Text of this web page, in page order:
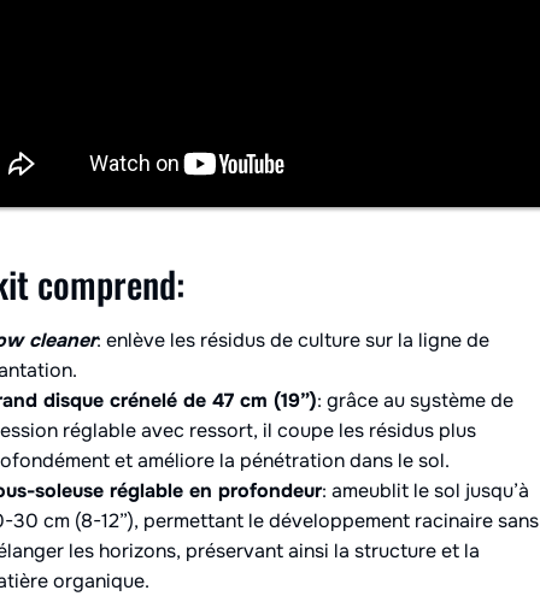
comprend:
cleaner: enlève les résidus de culture sur la ligne de
disque crénelé de 47 cm (19”): grâce au système de
réglable avec ressort, il coupe les résidus plus
et améliore la pénétration dans le sol.
soleuse réglable en profondeur: ameublit le sol jusqu’à
30 cm (8-12”), permettant le développement racinaire sans
les horizons, préservant ainsi la structure et la
organique.